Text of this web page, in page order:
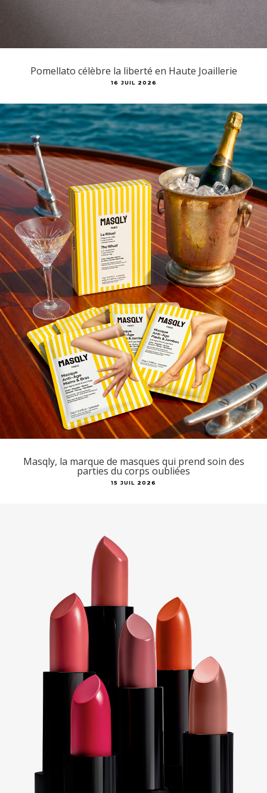
Pomellato célèbre la liberté en Haute Joaillerie
16 JUIL 2026
Masqly, la marque de masques qui prend soin des
parties du corps oubliées
15 JUIL 2026